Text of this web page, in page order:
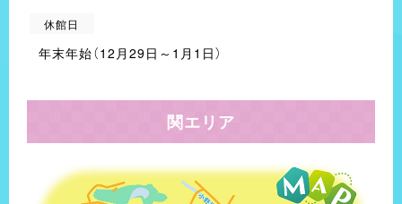
休館日
年末年始（12月29日～1月1日）
関エリア